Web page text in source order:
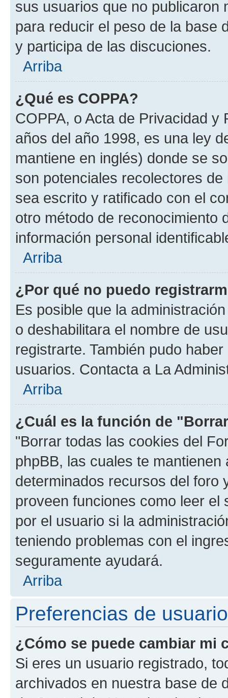
sus usuarios que no publicaron
para reducir el peso de la base
y participa de las discuciones.
Arriba
¿Qué es COPPA?
COPPA, o Acta de Privacidad
años del año 1998, es una ley
mantiene en inglés) donde se
son potenciales recolectores
sea escrito y ratificado con el
otro método de reconocimiento
información personal
Arriba
¿Por qué no puedo
Es posible que la
o deshabilitara el nombre de
registrarte. También pudo
usuarios. Contacta a La
Arriba
¿Cuál es la función de
"Borrar todas las cookies del
phpBB, las cuales te
determinados recursos del foro
proveen funciones como leer el
por el usuario si la
teniendo problemas con el
seguramente ayudará.
Arriba
Preferencias de
¿Cómo se puede cambiar mi
Si eres un usuario registrado,
archivados en nuestra base de